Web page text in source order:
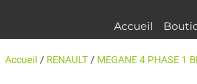
Accueil
Accueil / RENAULT / MEGANE 4 PHASE 1